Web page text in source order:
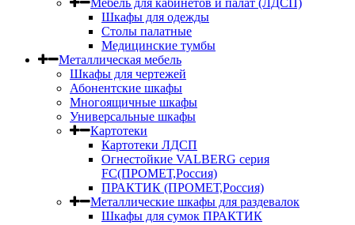
Мебель для кабинетов и палат (ЛДСП)
Шкафы для одежды
Столы палатные
Медицинские тумбы
Металлическая мебель
Шкафы для чертежей
Абонентские шкафы
Многоящичные шкафы
Универсальные шкафы
Картотеки
Картотеки ЛДСП
Огнестойкие VALBERG серия
FC(ПРОМЕТ,Россия)
ПРАКТИК (ПРОМЕТ,Россия)
Металлические шкафы для раздевалок
Шкафы для сумок ПРАКТИК